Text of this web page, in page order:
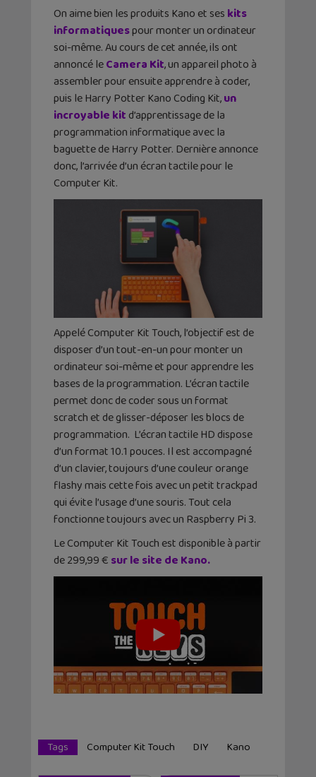
On aime bien les produits Kano et ses kits
informatiquespour monter un ordinateur
soi-même. Au cours de cet année, ils ont
annoncé leCamera Kit, un appareil photo à
assembler pour ensuite apprendre à coder,
puis le Harry Potter Kano Coding Kit,un
incroyable kit d’apprentissage de la
programmation informatique avec la
baguette de Harry Potter. Dernière annonce
donc, l’arrivée d’un écran tactile pour le
Computer Kit.
Appelé Computer Kit Touch, l’objectif est de
disposer d’un tout-en-un pour monter un
ordinateur soi-même et pour apprendre les
bases de la programmation. L’écran tactile
permet donc de coder sous un format
scratch et de glisser-déposer les blocs de
programmation. L’écran tactile HD dispose
d’un format 10.1 pouces. Il est accompagné
d’un clavier, toujours d’une couleur orange
flashy mais cette fois avec un petit trackpad
qui évite l’usage d’une souris. Tout cela
fonctionne toujours avec un Raspberry Pi 3.
Le Computer Kit Touch est disponible à partir
de 299,99 € sur le site de Kano.
Tags Computer Kit Touch DIY Kano